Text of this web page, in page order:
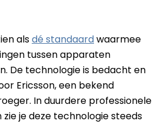
alsdé standaardwaarmee
tussen apparaten
De technologie is bedacht en
Ericsson, een bekend
In duurdere professionele
je deze technologie steeds